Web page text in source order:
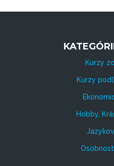
Kurzy
Kurzy
Hobby,